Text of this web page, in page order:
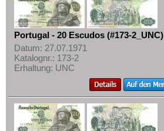
Ukraine
Ungarn
Vatikan
Weissrussland
Mehr über...
Zahlungsbedingungen
Privatsphäre und Datenschutz
Widerrufsbelehrung
Liefer- und Versandkosten
AGB
Impressum
Portugal - 20 Escudos (#173-2_UNC)
Datum: 27.07.1971
Katalognr.: 173-2
Erhaltung: UNC